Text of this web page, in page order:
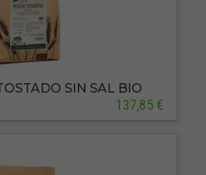
SIN SAL BIO
137,85 €